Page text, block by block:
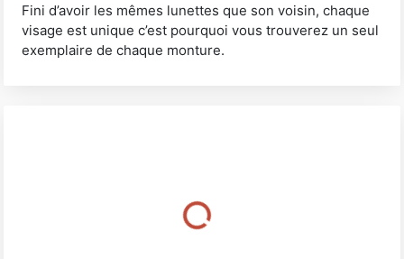
Fini d’avoir les mêmes lunettes que son voisin, chaque
visage est unique c’est pourquoi vous trouverez un seul
exemplaire de chaque monture.